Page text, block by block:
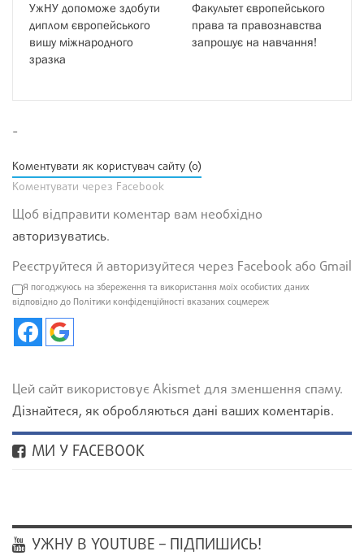
УжНУ допоможе здобути
диплом європейського
вишу міжнародного
зразка
Факультет європейського
права та правознавства
запрошує на навчання!
-
Коментувати як користувач сайту (0)
Коментувати через Facebook
Щоб відправити коментар вам необхідно
авторизуватись.
Реєструйтеся й авторизуйтеся через Facebook або Gmail
Я погоджуюсь на збереження та використання моїх особистих даних
відповідно до Політики конфіденційності вказаних соцмереж
Цей сайт використовує Akismet для зменшення спаму.
Дізнайтеся, як обробляються дані ваших коментарів.
МИ У FACEBOOK
УЖНУ В YOUTUBE – ПІДПИШИСЬ!